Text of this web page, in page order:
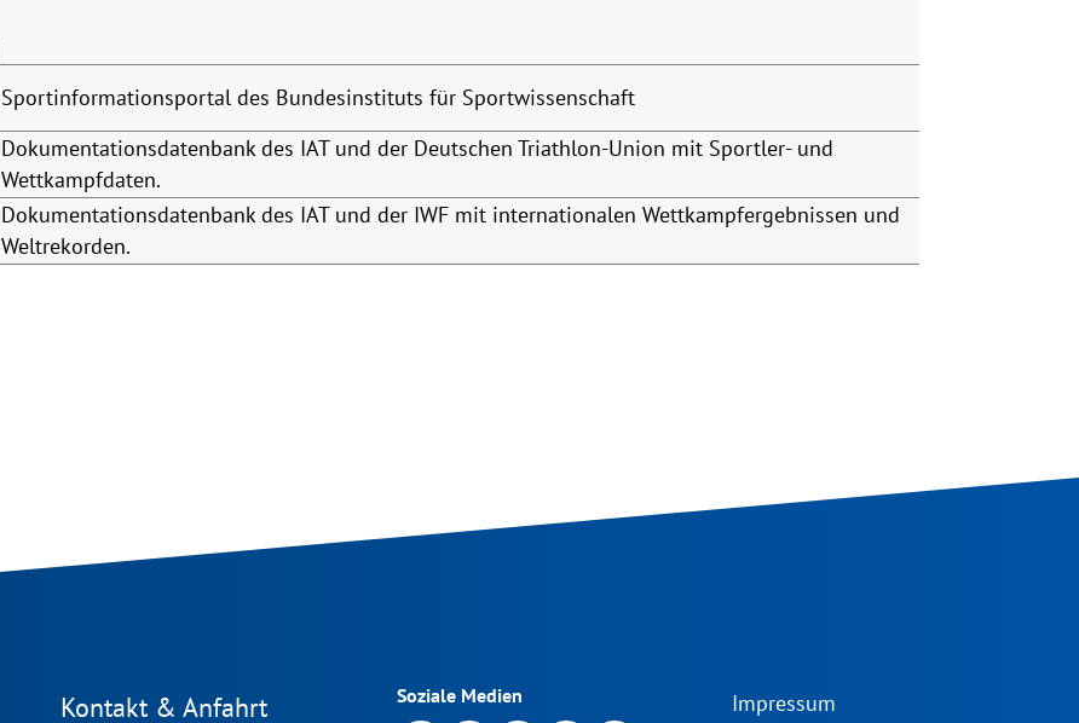
Sportinformationsportal des Bundesinstituts für Sportwissenschaft
Dokumentationsdatenbank des IAT und der Deutschen Triathlon-Union mit Sportler- und
Wettkampfdaten.
Dokumentationsdatenbank des IAT und der IWF mit internationalen Wettkampfergebnissen und
Weltrekorden.
Kontakt & Anfahrt Soziale Medien Impressum